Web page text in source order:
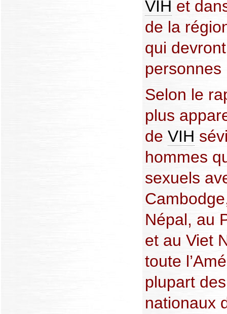
VIH et
de la
qui
Selon le
plus
de VIH
hommes
sexuels
Népal, au
et au Viet
toute
plupart
nationaux